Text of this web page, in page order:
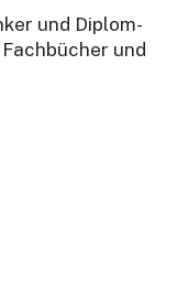
und Diplom-
und